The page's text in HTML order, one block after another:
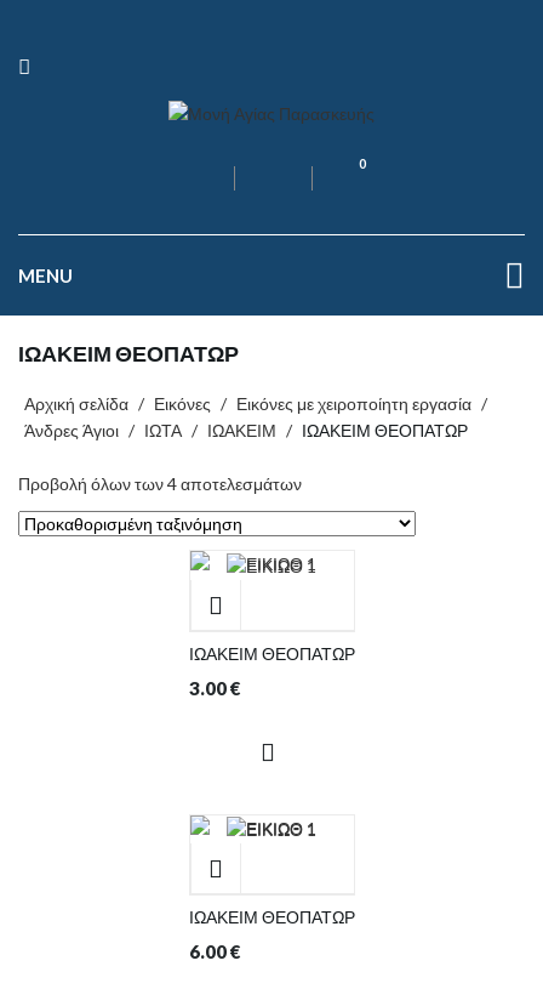
0
MENU
ΙΩΑΚΕΙΜ ΘΕΟΠΑΤΩΡ
Αρχική σελίδα / Εικόνες / Εικόνες με χειροποίητη εργασία /
Άνδρες Άγιοι / ΙΩΤΑ / ΙΩΑΚΕΙΜ / ΙΩΑΚΕΙΜ ΘΕΟΠΑΤΩΡ
Προβολή όλων των 4 αποτελεσμάτων
ΙΩΑΚΕΙΜ ΘΕΟΠΑΤΩΡ
3.00€
ΙΩΑΚΕΙΜ ΘΕΟΠΑΤΩΡ
6.00€